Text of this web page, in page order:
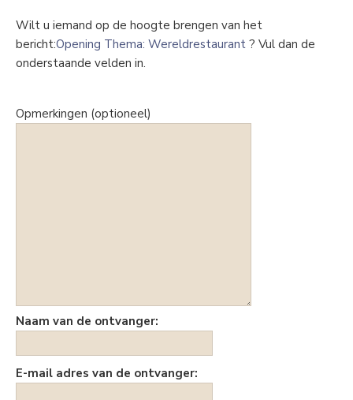
Wilt u iemand op de hoogte brengen van het
bericht:Opening Thema: Wereldrestaurant ? Vul dan de
onderstaande velden in.
Opmerkingen (optioneel)
Naam van de ontvanger:
E-mail adres van de ontvanger: